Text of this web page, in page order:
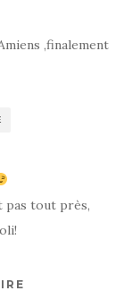
,finalement
pas tout près,